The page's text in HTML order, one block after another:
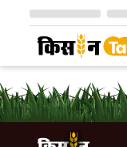
Crime Tak Astro Tak